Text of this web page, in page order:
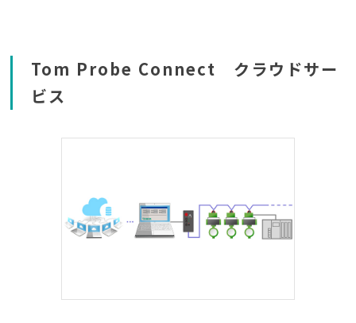
Tom Probe Connect クラウドサー
ビス